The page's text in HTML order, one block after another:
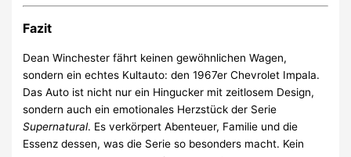
Fazit
Dean Winchester fährt keinen gewöhnlichen Wagen,
sondern ein echtes Kultauto: den 1967er Chevrolet Impala.
Das Auto ist nicht nur ein Hingucker mit zeitlosem Design,
sondern auch ein emotionales Herzstück der Serie
Supernatural. Es verkörpert Abenteuer, Familie und die
Essenz dessen, was die Serie so besonders macht. Kein